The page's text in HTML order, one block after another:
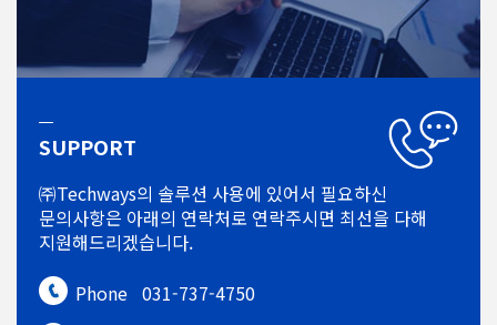
SUPPORT
㈜Techways의 솔루션 사용에 있어서 필요하신
문의사항은 아래의 연락처로 연락주시면 최선을 다해
지원해드리겠습니다.
Phone 031-737-4750